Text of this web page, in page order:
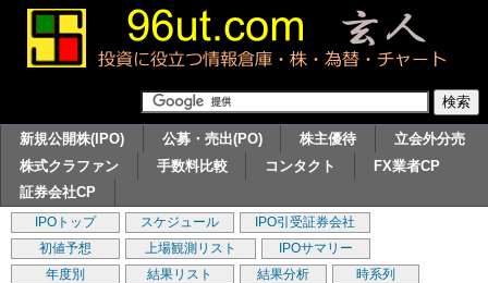
新規公開株(IPO) 公募・売出(PO) 株主優待
立会外分売
株式クラファン
手数料比較 コンタクト
FX業者CP
証券会社CP
IPOトップ スケジュール
IPO引受証券会社
初値予想
上場観測リスト
IPOサマリー
年度別
結果リスト 結果分析
時系列